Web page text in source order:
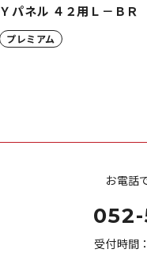
Ｙパネル ４２用Ｌ－ＢＲ
プレミアム
お電話
052-
受付時間